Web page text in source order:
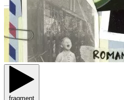
fragment